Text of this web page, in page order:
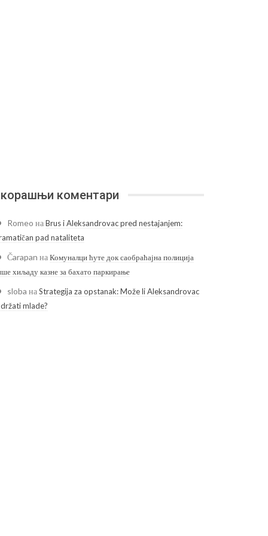
коментари
Romeo наBrus i Aleksandrovac pred nestajanjem:
pad nataliteta
Čarapan наКомуналци ћуте док саобраћајна полиција
хиљаду казне за бахато паркирање
sloba наStrategija za opstanak: Može li Aleksandrovac
mlade?